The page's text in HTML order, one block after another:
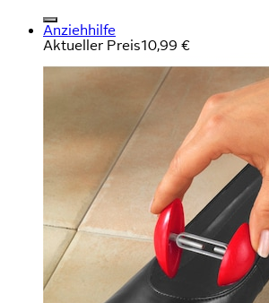
Anziehhilfe
Aktueller Preis10,99 €